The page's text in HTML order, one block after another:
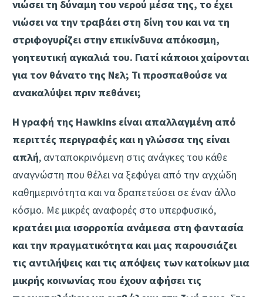
νιώσει τη δύναμη του νερού μέσα της, το έχει
νιώσει να την τραβάει στη δίνη του και να τη
στριφογυρίζει στην επικίνδυνα απόκοσμη,
γοητευτική αγκαλιά του. Γιατί κάποιοι χαίρονται
για τον θάνατο της Νελ; Τι προσπαθούσε να
ανακαλύψει πριν πεθάνει;
Η γραφή της Hawkins είναι απαλλαγμένη από
περιττές περιγραφές και η γλώσσα της είναι
απλή, ανταποκρινόμενη στις ανάγκες του κάθε
αναγνώστη που θέλει να ξεφύγει από την αγχώδη
καθημερινότητα και να δραπετεύσει σε έναν άλλο
κόσμο. Με μικρές αναφορές στο υπερφυσικό,
κρατάει μια ισορροπία ανάμεσα στη φαντασία
και την πραγματικότητα και μας παρουσιάζει
τις αντιλήψεις και τις απόψεις των κατοίκων μια
μικρής κοινωνίας που έχουν αφήσει τις